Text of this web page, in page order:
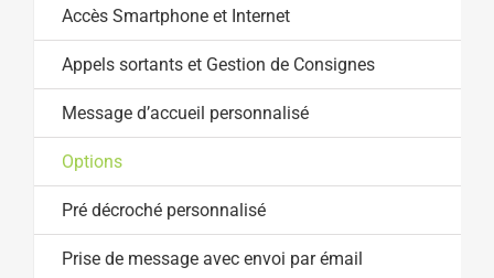
Accès Smartphone et Internet
Appels sortants et Gestion de Consignes
Message d’accueil personnalisé
Options
Pré décroché personnalisé
Prise de message avec envoi par émail